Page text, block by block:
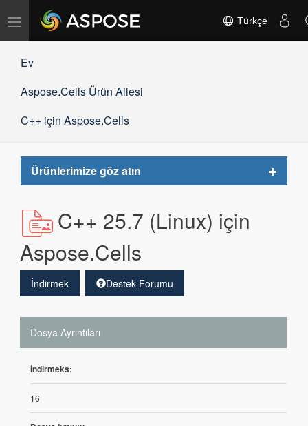
Gezinmeyi
Türkçe
Ev
Aspose.Cells Ürün Ailesi
C++ için Aspose.Cells
Ürünlerimize göz atın
Toggle
C++ 25.7 (Linux) için
Aspose.Cells
İndirmek Destek Forumu
Dosya Ayrıntıları
İndirmeks:
16